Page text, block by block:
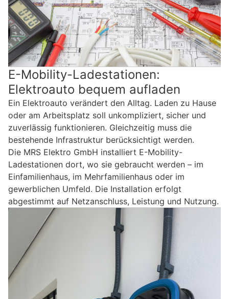
E-Mobility-Ladestationen:
Elektroauto bequem aufladen
Ein Elektroauto verändert den Alltag. Laden zu Hause
oder am Arbeitsplatz soll unkompliziert, sicher und
zuverlässig funktionieren. Gleichzeitig muss die
bestehende Infrastruktur berücksichtigt werden.
Die MRS Elektro GmbH installiert E-Mobility-
Ladestationen dort, wo sie gebraucht werden – im
Einfamilienhaus, im Mehrfamilienhaus oder im
gewerblichen Umfeld. Die Installation erfolgt
abgestimmt auf Netzanschluss, Leistung und Nutzung.